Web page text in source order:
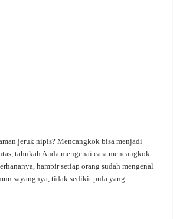
jeruk nipis? Mencangkok bisa menjadi
tahukah Anda mengenai cara mencangkok
hampir setiap orang sudah mengenal
sayangnya, tidak sedikit pula yang